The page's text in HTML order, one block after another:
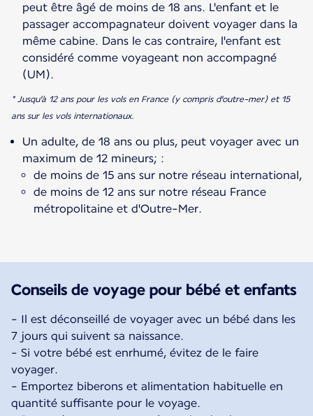
peut être âgé de moins de 18 ans. L'enfant et le
passager accompagnateur doivent voyager dans la
même cabine. Dans le cas contraire, l'enfant est
considéré comme voyageant non accompagné
(UM).
* Jusqu'à 12 ans pour les vols en France (y compris d'outre-mer) et 15
ans sur les vols internationaux.
Un adulte, de 18 ans ou plus, peut voyager avec un
maximum de 12 mineurs; :
de moins de 15 ans sur notre réseau international,
de moins de 12 ans sur notre réseau France
métropolitaine et d'Outre-Mer.
Conseils de voyage pour bébé et enfants
- Il est déconseillé de voyager avec un bébé dans les
7 jours qui suivent sa naissance.
- Si votre bébé est enrhumé, évitez de le faire
voyager.
- Emportez biberons et alimentation habituelle en
quantité suffisante pour le voyage.